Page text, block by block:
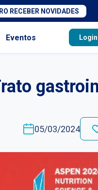
RECEBER NOVIDADES
Eventos Login
05/03/2024